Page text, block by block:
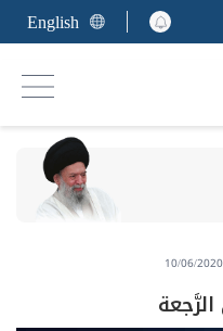
English
10/06/2020